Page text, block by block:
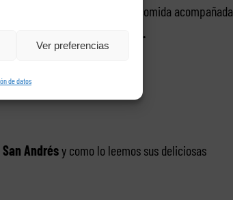
Ver preferencias
de datos
Imagínate esta deliciosa comida acompañada
de cielo o leche de azada.
Andrésy como lo leemos sus deliciosas